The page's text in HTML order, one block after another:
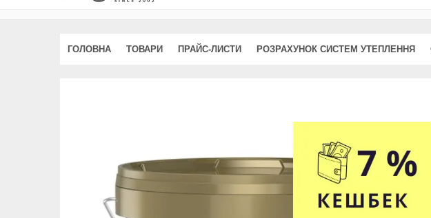
ГОЛОВНА ТОВАРИ ПРАЙС-ЛИСТИ РОЗРАХУНОК СИСТЕМ УТЕПЛЕННЯ